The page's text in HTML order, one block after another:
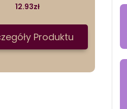
12.93zł
Produktu